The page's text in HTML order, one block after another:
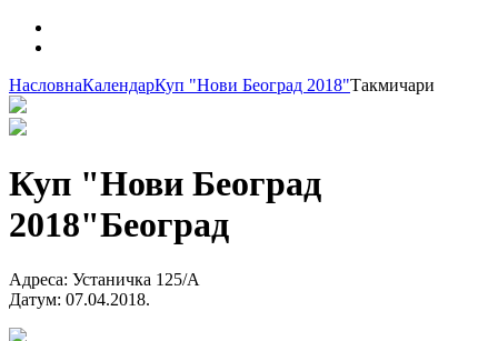
НасловнаКалендарКуп "Нови Београд 2018"Такмичари
Куп "Нови Београд
2018"Београд
Адреса: Устаничка 125/А
Датум: 07.04.2018.